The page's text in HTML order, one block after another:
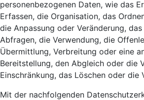
personenbezogenen Daten, wie das
Erfassen, die Organisation, das
die Anpassung oder Veränderung,
Abfragen, die Verwendung, die
Übermittlung, Verbreitung oder eine
Bereitstellung, den Abgleich oder die
Einschränkung, das Löschen oder die
Mit der nachfolgenden